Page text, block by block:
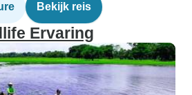
Bekijk reis
Ervaring